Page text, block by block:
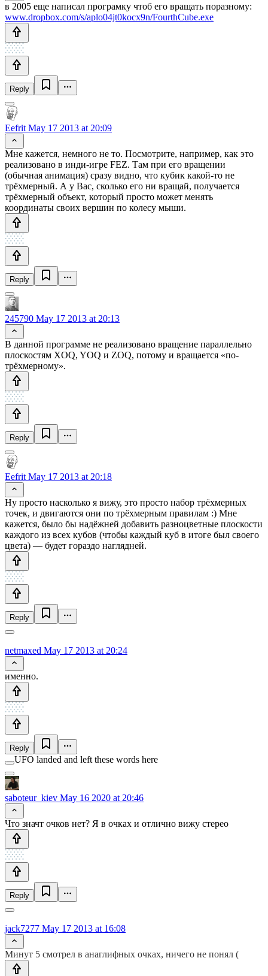
в 2005 еще написал програмку чтоб его вращать поразному:
www.dropbox.com/s/aplo04jt0kocx9n/FourthCube.exe
Reply
Eefrit May 17 2013 at 20:09
Мне кажется, немного не то. Посмотрите, например, как это
реализовано в инди-игре FEZ. Там при его вращении
(обычная анимация) сразу видно, что кубик какой-то не
трёхмерный. А у Вас, сколько его ни вращай, получается
трёхмерный объект, который просто может менять
координаты своих вершин по колесу мыши.
Reply
245790 May 17 2013 at 20:13
В данной программе не реализовано вращение параллельно
плоскостям XOQ, YOQ и ZOQ, потому и вращается «по-
трёхмерному».
Reply
Eefrit May 17 2013 at 20:18
Ну просто насколько я вижу, это просто набор трёхмерных
точек, и двигаются они по трёхмерным правилам :) Мне
кажется, было бы надёжней добавить разноцветные плоскости
каждого из всех кубов (чтобы каждый куб в итоге был своего
цвета) — будет гораздо наглядней.
Reply
netmaxed May 17 2013 at 20:24
именно.
Reply
UFO landed and left these words here
saboteur_kiev May 16 2020 at 20:46
Что значт очков нет? Я в очках и отлично вижу стерео
Reply
jack7277 May 17 2013 at 16:08
Минут 5 смотрел в анаглифных очках, ничего не понял (